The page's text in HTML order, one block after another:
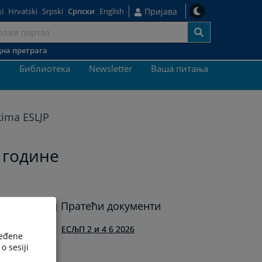
Hrvatski Srpski Српски English Пријава
претрага
Библиотека Newsletter
Ваша питања
ESLJP
Пратећи документи
ЕСЉП 2 и 4 6 2026
sesiji